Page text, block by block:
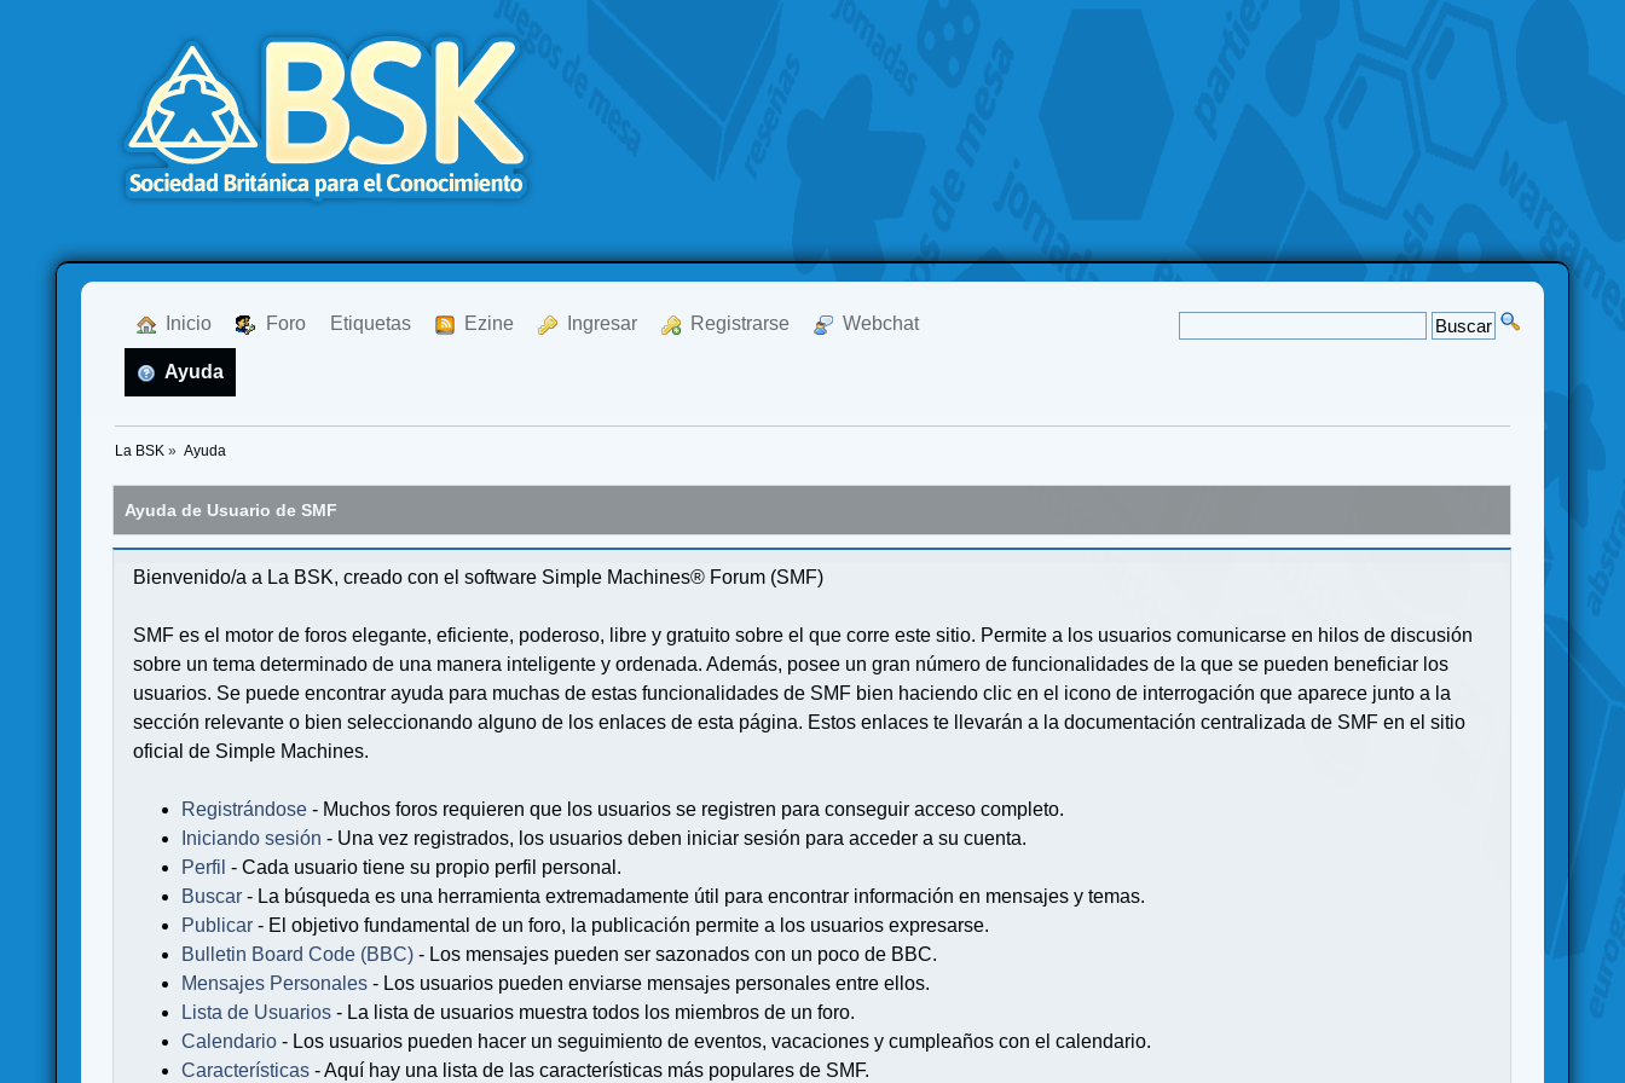
Inicio Foro Etiquetas Ezine Ingresar Registrarse Webchat
Ayuda
La BSK » Ayuda
Ayuda de Usuario de SMF
Bienvenido/a a La BSK, creado con el software Simple Machines® Forum (SMF)
SMF es el motor de foros elegante, eficiente, poderoso, libre y gratuito sobre el que corre este sitio. Permite a los usuarios comunicarse en hilos de discusión
sobre un tema determinado de una manera inteligente y ordenada. Además, posee un gran número de funcionalidades de la que se pueden beneficiar los
usuarios. Se puede encontrar ayuda para muchas de estas funcionalidades de SMF bien haciendo clic en el icono de interrogación que aparece junto a la
sección relevante o bien seleccionando alguno de los enlaces de esta página. Estos enlaces te llevarán a la documentación centralizada de SMF en el sitio
oficial de Simple Machines.
Registrándose - Muchos foros requieren que los usuarios se registren para conseguir acceso completo.
Iniciando sesión - Una vez registrados, los usuarios deben iniciar sesión para acceder a su cuenta.
Perfil - Cada usuario tiene su propio perfil personal.
Buscar - La búsqueda es una herramienta extremadamente útil para encontrar información en mensajes y temas.
Publicar - El objetivo fundamental de un foro, la publicación permite a los usuarios expresarse.
Bulletin Board Code (BBC)- Los mensajes pueden ser sazonados con un poco de BBC.
Mensajes Personales - Los usuarios pueden enviarse mensajes personales entre ellos.
Lista de Usuarios - La lista de usuarios muestra todos los miembros de un foro.
Calendario - Los usuarios pueden hacer un seguimiento de eventos, vacaciones y cumpleaños con el calendario.
Características - Aquí hay una lista de las características más populares de SMF.